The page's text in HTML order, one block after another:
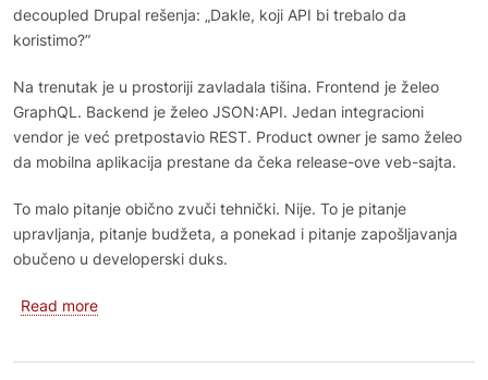
decoupled Drupal rešenja: „Dakle, koji API bi trebalo da
koristimo?”
Na trenutak je u prostoriji zavladala tišina. Frontend je želeo
GraphQL. Backend je želeo JSON:API. Jedan integracioni
vendor je već pretpostavio REST. Product owner je samo želeo
da mobilna aplikacija prestane da čeka release-ove veb-sajta.
To malo pitanje obično zvuči tehnički. Nije. To je pitanje
upravljanja, pitanje budžeta, a ponekad i pitanje zapošljavanja
obučeno u developerski duks.
Read moreabout Drupal kao backend: GraphQL, JSON:API,